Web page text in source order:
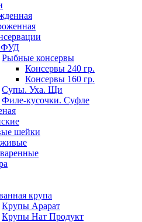
Рыбные консервы
Консервы 240 гр.
Консервы 160 гр.
Супы. Уха. Щи
Филе-кусочки. Суфле
шейки
крупа
Крупы Арарат
Крупы Нат Продукт